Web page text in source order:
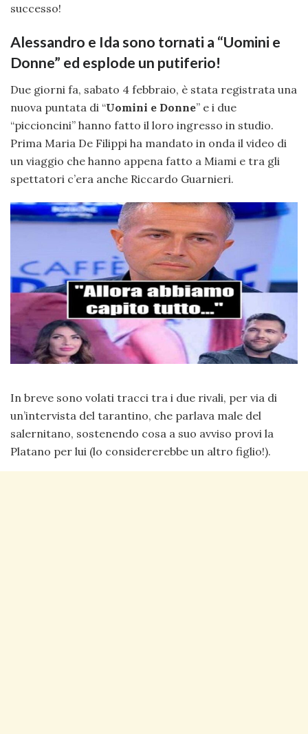
successo!
Alessandro e Ida sono tornati a “Uomini e
Donne” ed esplode un putiferio!
Due giorni fa, sabato 4 febbraio, è stata registrata una
nuova puntata di “Uomini e Donne” e i due
“piccioncini” hanno fatto il loro ingresso in studio.
Prima Maria De Filippi ha mandato in onda il video di
un viaggio che hanno appena fatto a Miami e tra gli
spettatori c’era anche Riccardo Guarnieri.
In breve sono volati tracci tra i due rivali, per via di
un’intervista del tarantino, che parlava male del
salernitano, sostenendo cosa a suo avviso provi la
Platano per lui (lo considererebbe un altro figlio!).